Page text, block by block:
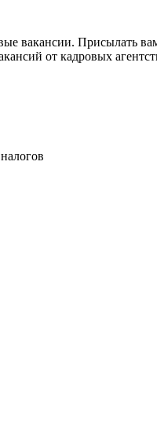
вакансии. Присылать
от кадровых